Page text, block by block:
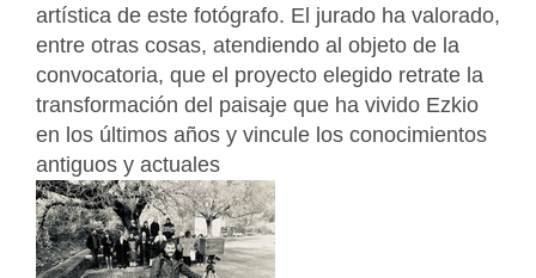
artística de este fotógrafo. El jurado ha valorado,
entre otras cosas, atendiendo al objeto de la
convocatoria, que el proyecto elegido retrate la
transformación del paisaje que ha vivido Ezkio
en los últimos años y vincule los conocimientos
antiguos y actuales